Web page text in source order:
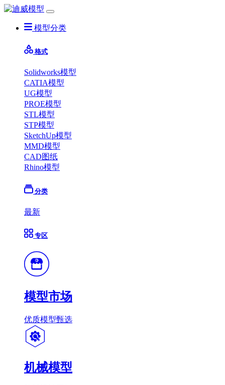
模型分类
格式
Solidworks模型
CATIA模型
UG模型
PROE模型
STL模型
STP模型
SketchUp模型
MMD模型
CAD图纸
Rhino模型
分类
最新
专区
模型市场
优质模型甄选
机械模型